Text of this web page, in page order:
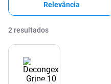
Relevância
2 resultados